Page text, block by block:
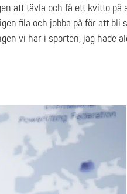
att tävla och få ett kvitto på
fila och jobba på för att bli
vi har i sporten, jag hade